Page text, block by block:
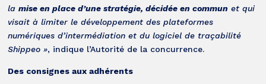
lamise en place d’une stratégie, décidée en commun et qui
visait à limiter le développement des plateformes
numériques d’intermédiation et du logiciel de traçabilité
Shippeo », indique l’Autorité de la concurrence.
Des consignes aux adhérents